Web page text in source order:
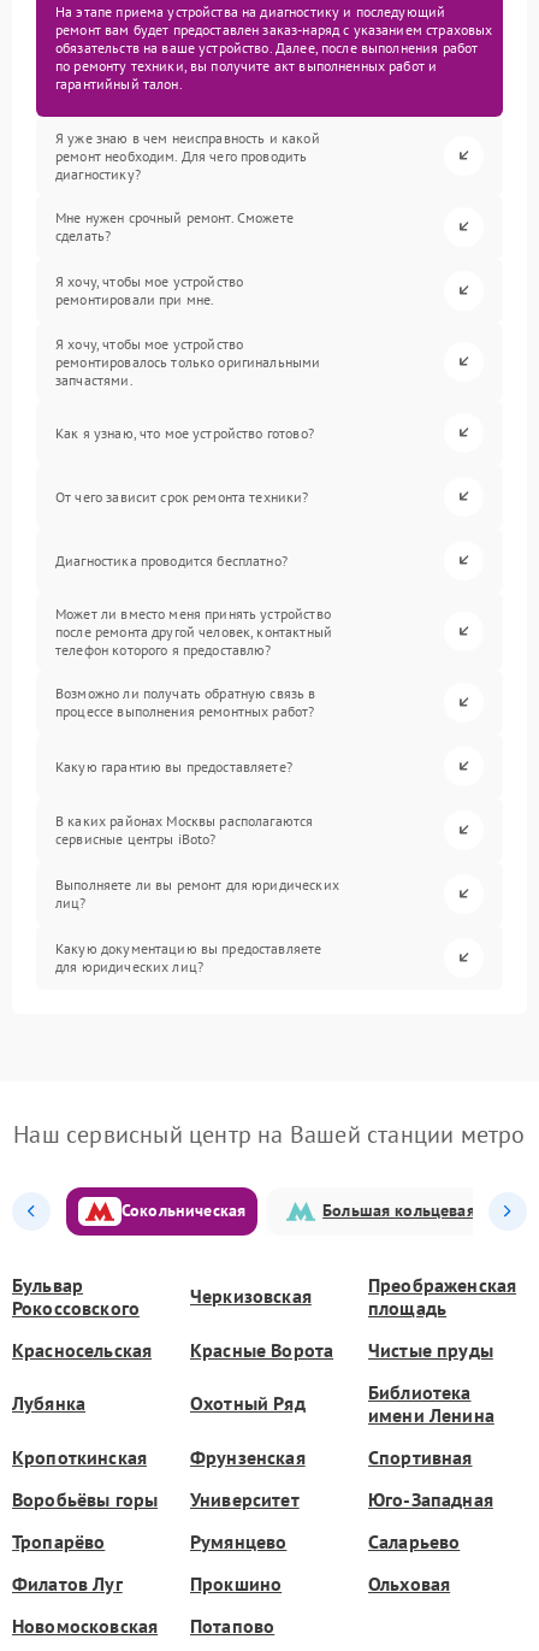
На этапе приема устройства на диагностику и последующий
ремонт вам будет предоставлен заказ-наряд с указанием страховых
обязательств на ваше устройство. Далее, после выполнения работ
по ремонту техники, вы получите акт выполненных работ и
гарантийный талон.
Я уже знаю в чем неисправность и какой
ремонт необходим. Для чего проводить
диагностику?
Мне нужен срочный ремонт. Сможете
сделать?
Я хочу, чтобы мое устройство
ремонтировали при мне.
Я хочу, чтобы мое устройство
ремонтировалось только оригинальными
запчастями.
Как я узнаю, что мое устройство готово?
От чего зависит срок ремонта техники?
Диагностика проводится бесплатно?
Может ли вместо меня принять устройство
после ремонта другой человек, контактный
телефон которого я предоставлю?
Возможно ли получать обратную связь в
процессе выполнения ремонтных работ?
Какую гарантию вы предоставляете?
В каких районах Москвы располагаются
сервисные центры iBoto?
Выполняете ли вы ремонт для юридических
лиц?
Какую документацию вы предоставляете
для юридических лиц?
Наш сервисный центр на Вашей станции метро
Сокольническая Большая кольцевая
Бульвар
Рокоссовского
Черкизовская
Преображенская
площадь
Красносельская
Красные Ворота Чистые пруды
Лубянка Охотный Ряд
Библиотека
имени Ленина
Кропоткинская
Фрунзенская
Спортивная
Воробьёвы горы
Университет
Юго-Западная
Тропарёво
Румянцево
Саларьево
Филатов Луг
Прокшино
Ольховая
Новомосковская
Потапово